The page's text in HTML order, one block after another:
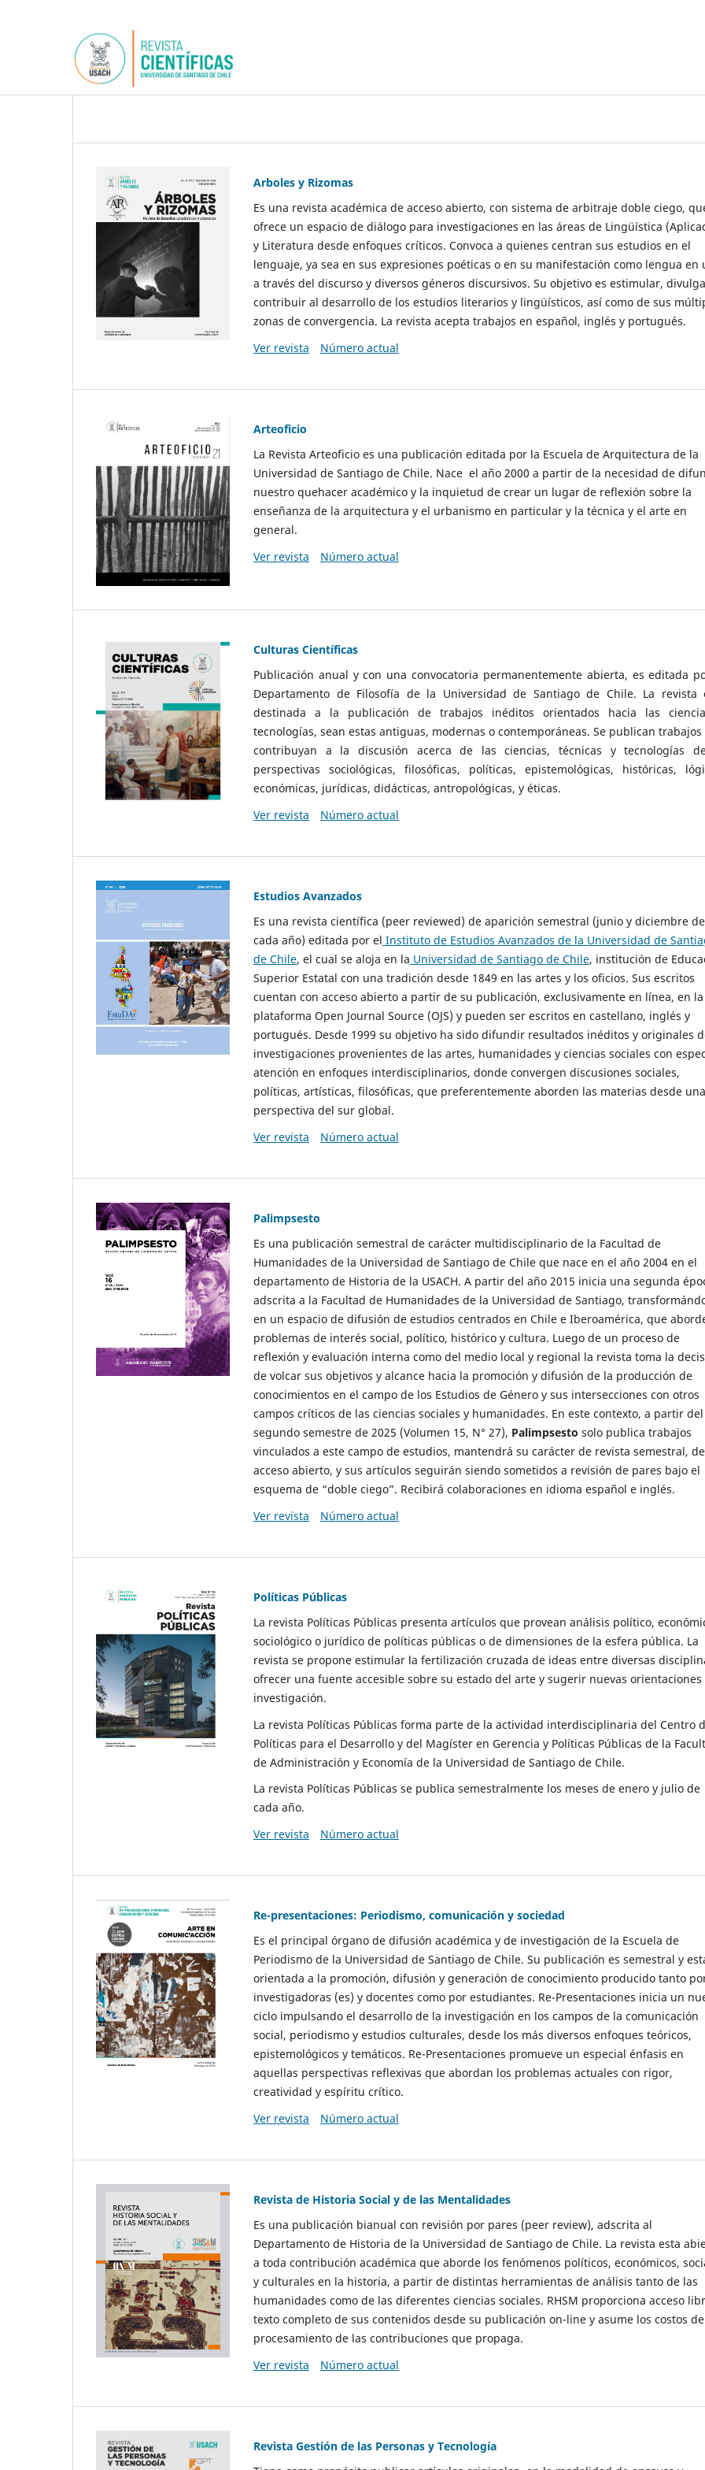
Arboles y Rizomas
Es una revista académica de acceso abierto, con sistema de arbitraje doble ciego,
ofrece un espacio de diálogo para investigaciones en las áreas de Lingüística
y Literatura desde enfoques críticos. Convoca a quienes centran sus estudios en el
lenguaje, ya sea en sus expresiones poéticas o en su manifestación como lengua en
a través del discurso y diversos géneros discursivos. Su objetivo es estimular,
contribuir al desarrollo de los estudios literarios y lingüísticos, así como de sus
zonas de convergencia. La revista acepta trabajos en español, inglés y portugués.
Ver revista
Número actual
Arteoficio
La Revista Arteoficio es una publicación editada por la Escuela de Arquitectura de la
Universidad de Santiago de Chile. Nace el año 2000 a partir de la necesidad de
nuestro quehacer académico y la inquietud de crear un lugar de reflexión sobre la
enseñanza de la arquitectura y el urbanismo en particular y la técnica y el arte en
general.
Ver revista
Número actual
Culturas Científicas
Publicación anual y con una convocatoria permanentemente abierta, es editada
Departamento de Filosofía de la Universidad de Santiago de Chile. La revista
destinada a la publicación de trabajos inéditos orientados hacia las
tecnologías, sean estas antiguas, modernas o contemporáneas. Se publican
contribuyan a la discusión acerca de las ciencias, técnicas y tecnologías
perspectivas sociológicas, filosóficas, políticas, epistemológicas, históricas,
económicas, jurídicas, didácticas, antropológicas, y éticas.
Ver revista
Número actual
Estudios Avanzados
Es una revista científica (peer reviewed) de aparición semestral (junio y diciembre de
cada año) editada por el Instituto de Estudios Avanzados de la Universidad de
de Chile, el cual se aloja en la Universidad de Santiago de Chile, institución de
Superior Estatal con una tradición desde 1849 en las artes y los oficios. Sus escritos
cuentan con acceso abierto a partir de su publicación, exclusivamente en línea, en la
plataforma Open Journal Source (OJS) y pueden ser escritos en castellano, inglés y
portugués. Desde 1999 su objetivo ha sido difundir resultados inéditos y originales
investigaciones provenientes de las artes, humanidades y ciencias sociales con
atención en enfoques interdisciplinarios, donde convergen discusiones sociales,
políticas, artísticas, filosóficas, que preferentemente aborden las materias desde una
perspectiva del sur global.
Ver revista
Número actual
Palimpsesto
Es una publicación semestral de carácter multidisciplinario de la Facultad de
Humanidades de la Universidad de Santiago de Chile que nace en el año 2004 en el
departamento de Historia de la USACH. A partir del año 2015 inicia una segunda
adscrita a la Facultad de Humanidades de la Universidad de Santiago,
en un espacio de difusión de estudios centrados en Chile e Iberoamérica, que
problemas de interés social, político, histórico y cultura. Luego de un proceso de
reflexión y evaluación interna como del medio local y regional la revista toma la
de volcar sus objetivos y alcance hacia la promoción y difusión de la producción de
conocimientos en el campo de los Estudios de Género y sus intersecciones con otros
campos críticos de las ciencias sociales y humanidades. En este contexto, a partir del
segundo semestre de 2025 (Volumen 15, N° 27), Palimpsesto solo publica trabajos
vinculados a este campo de estudios, mantendrá su carácter de revista semestral, de
acceso abierto, y sus artículos seguirán siendo sometidos a revisión de pares bajo el
esquema de “doble ciego”. Recibirá colaboraciones en idioma español e inglés.
Ver revista
Número actual
Políticas Públicas
La revista Políticas Públicas presenta artículos que provean análisis político,
sociológico o jurídico de políticas públicas o de dimensiones de la esfera pública. La
revista se propone estimular la fertilización cruzada de ideas entre diversas
ofrecer una fuente accesible sobre su estado del arte y sugerir nuevas orientaciones
investigación.
La revista Políticas Públicas forma parte de la actividad interdisciplinaria del Centro
Políticas para el Desarrollo y del Magíster en Gerencia y Políticas Públicas de la
de Administración y Economía de la Universidad de Santiago de Chile.
La revista Políticas Públicas se publica semestralmente los meses de enero y julio de
cada año.
Ver revista
Número actual
Re-presentaciones: Periodismo, comunicación y sociedad
Es el principal órgano de difusión académica y de investigación de la Escuela de
Periodismo de la Universidad de Santiago de Chile. Su publicación es semestral y
orientada a la promoción, difusión y generación de conocimiento producido tanto
investigadoras (es) y docentes como por estudiantes. Re-Presentaciones inicia un
ciclo impulsando el desarrollo de la investigación en los campos de la comunicación
social, periodismo y estudios culturales, desde los más diversos enfoques teóricos,
epistemológicos y temáticos. Re-Presentaciones promueve un especial énfasis en
aquellas perspectivas reflexivas que abordan los problemas actuales con rigor,
creatividad y espíritu crítico.
Ver revista
Número actual
Revista de Historia Social y de las Mentalidades
Es una publicación bianual con revisión por pares (peer review), adscrita al
Departamento de Historia de la Universidad de Santiago de Chile. La revista esta
a toda contribución académica que aborde los fenómenos políticos, económicos,
y culturales en la historia, a partir de distintas herramientas de análisis tanto de las
humanidades como de las diferentes ciencias sociales. RHSM proporciona acceso
texto completo de sus contenidos desde su publicación on-line y asume los costos de
procesamiento de las contribuciones que propaga.
Ver revista
Número actual
Revista Gestión de las Personas y Tecnología